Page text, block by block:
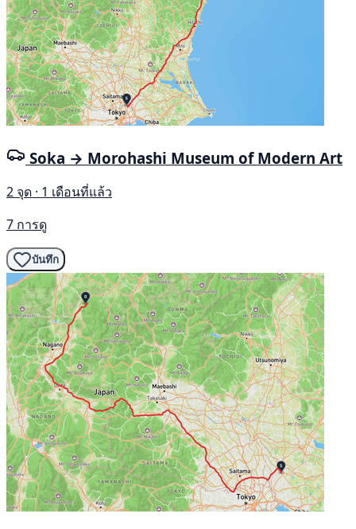
Soka → Morohashi Museum of Modern Art
2 จุด · 1 เดือนที่แล้ว
7 การดู
บันทึก